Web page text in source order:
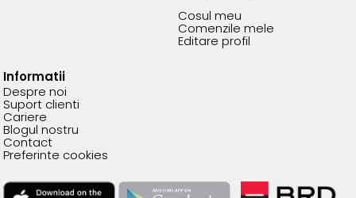
Cosul meu
Comenzile mele
Editare profil
Informatii
Despre noi
Suport clienti
Cariere
Blogul nostru
Contact
Preferinte cookies